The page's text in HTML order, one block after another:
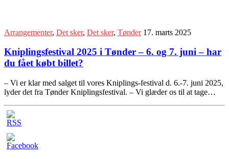
Arrangementer, Det sker, Det sker, Tønder 17. marts 2025
Kniplingsfestival 2025 i Tønder – 6. og 7. juni – har
du fået købt billet?
– Vi er klar med salget til vores Kniplings-festival d. 6.-7. juni 2025,
lyder det fra Tønder Kniplingsfestival. – Vi glæder os til at tage…